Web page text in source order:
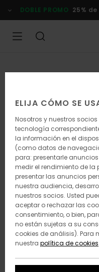
la
DOBLE PROMO 25%
ELIJA CÓMO SE
Nosotros y nuestros
tecnología
la información en el
(como datos de
para: presentarle
medir el rendimiento de
presentar las anuncios
nuestra audiencia,
nuestros socios. Usted
aceptar o rechazar las
consentimiento, o bien,
no están sujetas a su
cookies de análisis). Para
nuestra política de cookies